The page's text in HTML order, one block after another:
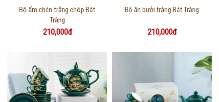
Thông tin chi tiết
Bộ ấm chén trắng chóp Bát
Tràng
210,000đ
Thông tin chi tiết
Bộ ăn bưởi trắng Bát Tràng
210,000đ